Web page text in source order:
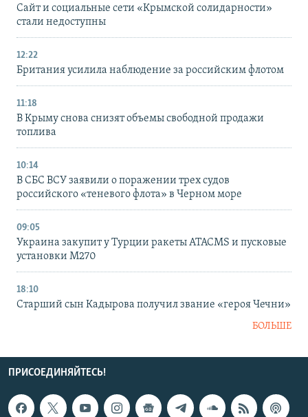
Сайт и социальные сети «Крымской солидарности»
стали недоступны
12:22
Британия усилила наблюдение за российским флотом
11:18
В Крыму снова снизят объемы свободной продажи
топлива
10:14
В СБС ВСУ заявили о поражении трех судов
российского «теневого флота» в Черном море
09:05
Украина закупит у Турции ракеты ATACMS и пусковые
установки M270
18:10
Старший сын Кадырова получил звание «героя Чечни»
БОЛЬШЕ
ПРИСОЕДИНЯЙТЕСЬ!